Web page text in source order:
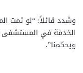
وشدد قائلاً: “لو تمت
الخدمة في المستشفى
ويحكمنا”.